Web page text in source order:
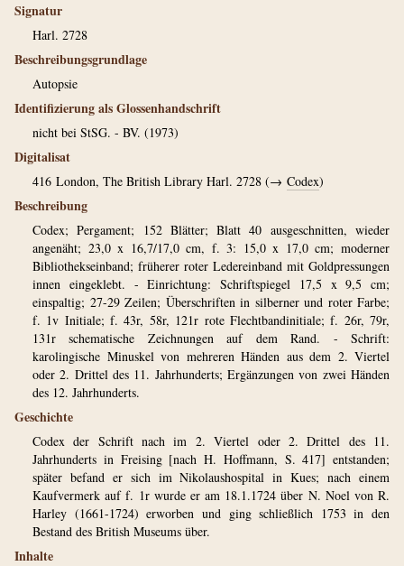
Signatur
Harl. 2728
Beschreibungsgrundlage
Autopsie
Identifizierung als Glossenhandschrift
nicht bei StSG. - BV. (1973)
Digitalisat
416 London, The British Library Harl. 2728 (→ Codex)
Beschreibung
Codex; Pergament; 152 Blätter; Blatt 40 ausgeschnitten, wieder
angenäht; 23,0 x 16,7/17,0 cm, f. 3: 15,0 x 17,0 cm; moderner
Bibliothekseinband; früherer roter Ledereinband mit Goldpressungen
innen eingeklebt. - Einrichtung: Schriftspiegel 17,5 x 9,5 cm;
einspaltig; 27-29 Zeilen; Überschriften in silberner und roter Farbe;
f. 1v Initiale; f. 43r, 58r, 121r rote Flechtbandinitiale; f. 26r, 79r,
131r schematische Zeichnungen auf dem Rand. - Schrift:
karolingische Minuskel von mehreren Händen aus dem 2. Viertel
oder 2. Drittel des 11. Jahrhunderts; Ergänzungen von zwei Händen
des 12. Jahrhunderts.
Geschichte
Codex der Schrift nach im 2. Viertel oder 2. Drittel des 11.
Jahrhunderts in Freising [nach H. Hoffmann, S. 417] entstanden;
später befand er sich im Nikolaushospital in Kues; nach einem
Kaufvermerk auf f. 1r wurde er am 18.1.1724 über N. Noel von R.
Harley (1661-1724) erworben und ging schließlich 1753 in den
Bestand des British Museums über.
Inhalte